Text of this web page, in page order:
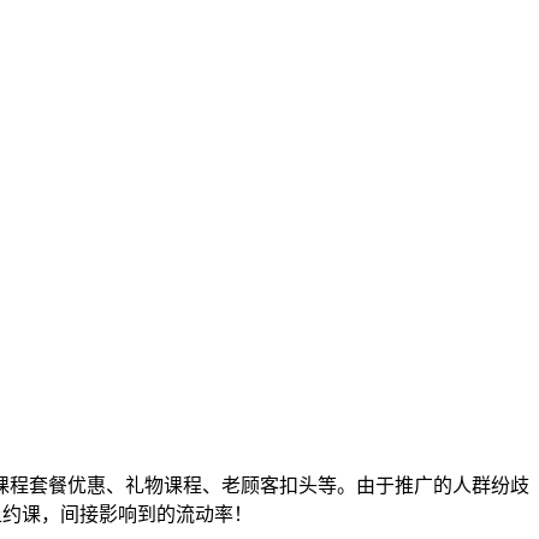
套餐优惠、礼物课程、老顾客扣头等。由于推广的人群纷歧
课，间接影响到的流动率！